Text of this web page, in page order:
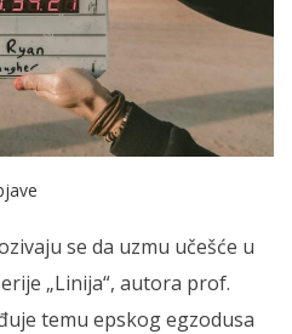
se da uzmu učešće u
„Linija“, autora prof.
temu epskog egzodusa